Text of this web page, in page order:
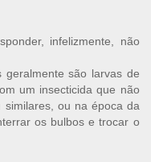
infelizmente, não
geralmente são larvas de
um insecticida que não
ou na época da
os bulbos e trocar o